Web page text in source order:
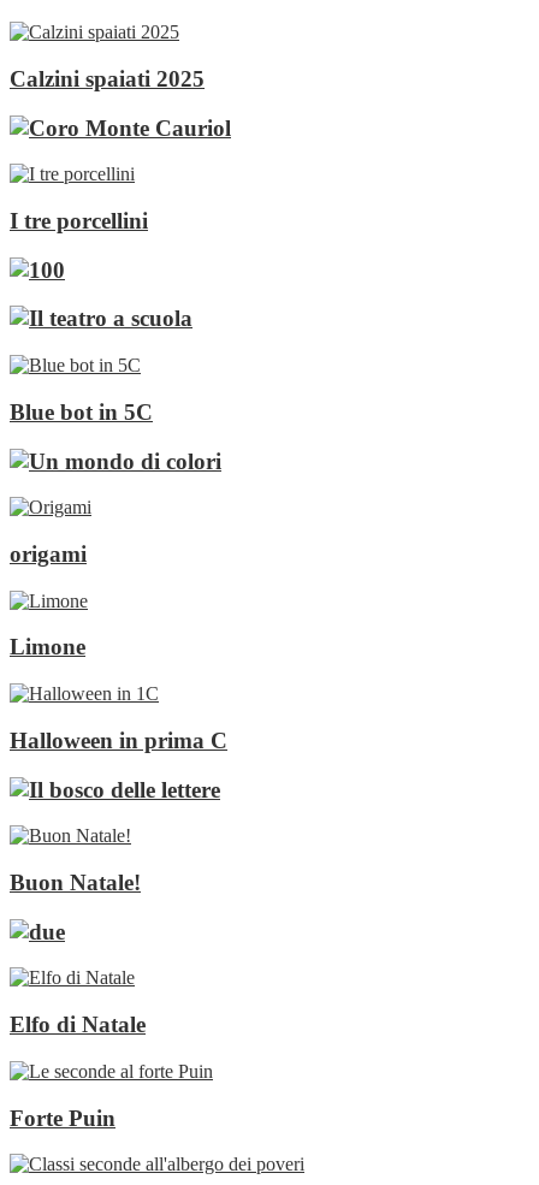
Calzini spaiati 2025
I tre porcellini
Blue bot in 5C
origami
Limone
Halloween in prima C
Buon Natale!
Elfo di Natale
Forte Puin